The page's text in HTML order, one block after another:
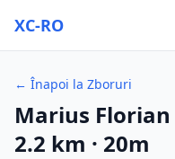
XC-RO
← Înapoi la Zboruri
Marius Florian
2.2 km · 20m